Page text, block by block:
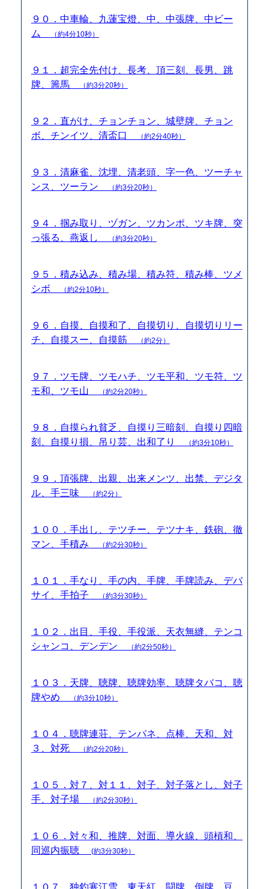
９０．中車輪、九蓮宝燈、中、中張牌、中ビー
ム
（約4分10秒）
９１．超完全先付け、長考、頂三刻、長男、跳
牌、籌馬
（約3分20秒）
９２．直がけ、チョンチョン、城壁牌、チョン
ボ、チンイツ、清盃口
（約2分40秒）
９３．清麻雀、沈埋、清老頭、字一色、ツーチャ
ンス、ツーラン
（約3分20秒）
９４．掴み取り、ヅガン、ツカンポ、ツキ牌、突
っ張る、燕返し
（約3分20秒）
９５．積み込み、積み場、積み符、積み棒、ツメ
シボ
（約2分10秒）
９６．自摸、自摸和了、自摸切り、自摸切りリー
チ、自摸スー、自摸筋
（約2分）
９７．ツモ牌、ツモハチ、ツモ平和、ツモ符、ツ
モ和、ツモ山
（約2分20秒）
９８．自摸られ貧乏、自摸り三暗刻、自摸り四暗
刻、自摸り損、吊り芸、出和了り
（約3分10秒）
９９．頂張牌、出親、出来メンツ、出禁、デジタ
ル、手三味
（約2分）
１００．手出し、テツチー、テツナキ、鉄砲、徹
マン、手積み
（約2分30秒）
１０１．手なり、手の内、手牌、手牌読み、デバ
サイ、手拍子
（約3分30秒）
１０２．出目、手役、手役派、天衣無縫、テンコ
シャンコ、デンデン
（約2分50秒）
１０３．天牌、聴牌、聴牌効率、聴牌タバコ、聴
牌やめ
（約3分10秒）
１０４．聴牌連荘、テンパネ、点棒、天和、対
３、対死
（約2分20秒）
１０５．対７、対１１、対子、対子落とし、対子
手、対子場
（約2分30秒）
１０６．対々和、推牌、対面、導火線、頭槓和、
同巡内振聴
(約3分30秒）
１０７．独釣寒江雪、東天紅、闘牌、倒牌、豆